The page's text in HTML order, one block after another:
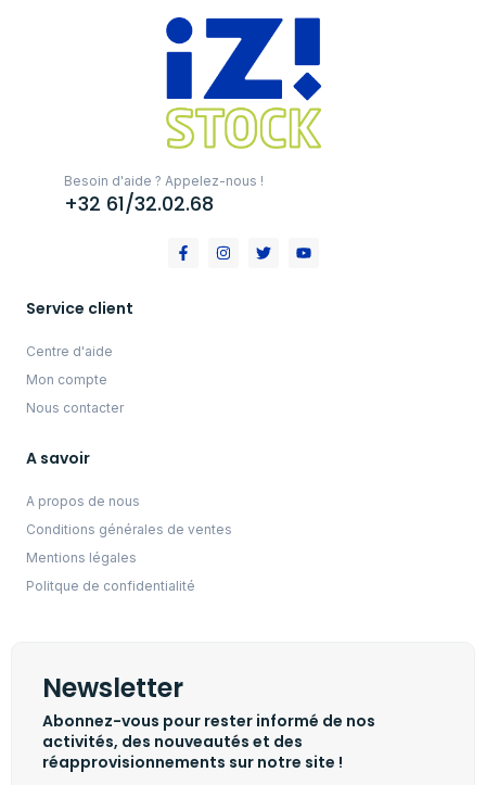
Besoin d'aide ? Appelez-nous !
+32 61/32.02.68
Service client
Centre d'aide
Mon compte
Nous contacter
A savoir
A propos de nous
Conditions générales de ventes
Mentions légales
Politque de confidentialité
Newsletter
Abonnez-vous pour rester informé de nos
activités, des nouveautés et des
réapprovisionnements sur notre site !